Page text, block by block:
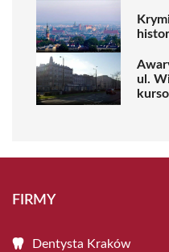
ul.
FIRMY
Dentysta Kraków